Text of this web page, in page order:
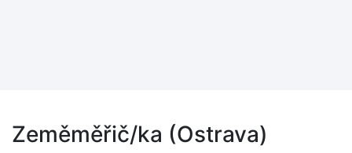
Zeměměřič/ka (Ostrava)